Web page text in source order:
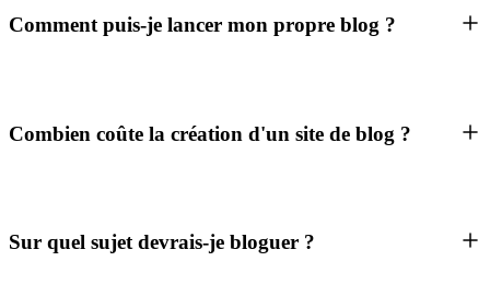
Comment puis-je lancer mon propre blog ?
Combien coûte la création d'un site de blog ?
Sur quel sujet devrais-je bloguer ?